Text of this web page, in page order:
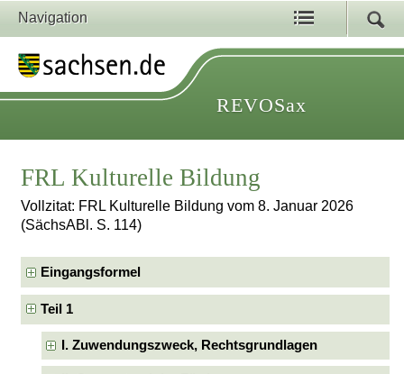
Navigation
REVOSax
FRL Kulturelle Bildung
Vollzitat: FRL Kulturelle Bildung vom 8. Januar 2026
(SächsABl. S. 114)
Eingangsformel
Teil 1
I. Zuwendungszweck, Rechtsgrundlagen